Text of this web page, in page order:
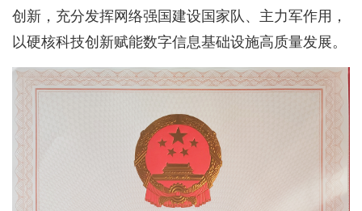
创新，充分发挥网络强国建设国家队、主力军作用，
以硬核科技创新赋能数字信息基础设施高质量发展。